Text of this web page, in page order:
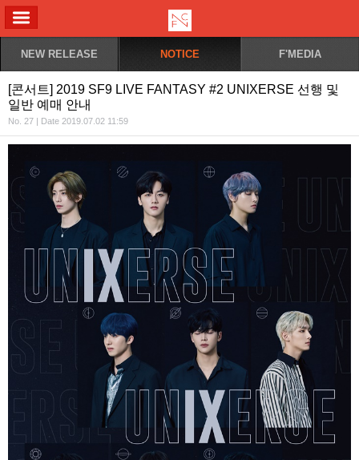
NEW RELEASE NOTICE F'MEDIA
[콘서트] 2019 SF9 LIVE FANTASY #2 UNIXERSE 선행 및
일반 예매 안내
No. 27 | Date 2019.07.02 11:59